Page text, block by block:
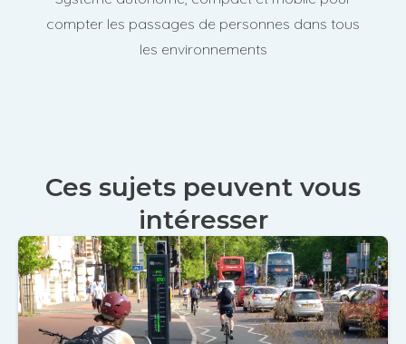
compter les passages de personnes dans tous
les environnements
Ces sujets peuvent vous
intéresser